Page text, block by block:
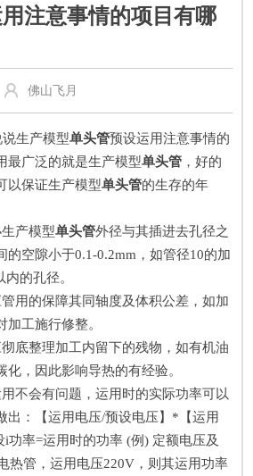
注意事情的项目有哪
佛山飞月
生产模型单头管预设运用注意事情的
最广泛的就是生产模型单头管 ，好的
以保证生产模型单头管的生存的年
生产模型单头管外径与其插进去孔径之
的空隙小于0.1-0.2mm，如管径10的加
的孔径。
管用的保障其同轴度及体积公差，如加
加工施行修整。
彻底整理加工内留下的残物，如有机油
，因此影响导热的有经验。
用不会有问题，运用时的实际功率可以
出：【运用电压/预设电压】*【运用
功率=运用时的功率 (例) 定额电压及
热管，运用电压220V，则其运用功率